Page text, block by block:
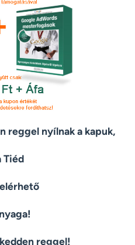
reggel nyílnak a kapuk,
Tiéd
reggel!